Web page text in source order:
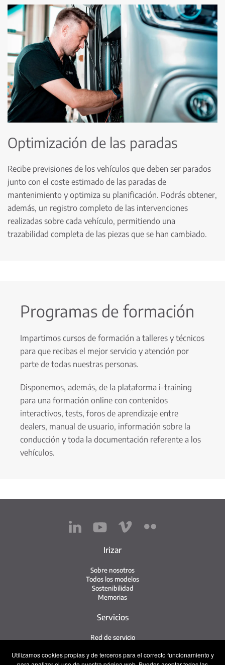
Utilizamos cookies propias y de terceros para el correcto funcionamiento y
Optimización de las paradas
Recibe previsiones de los vehículos que deben ser parados
junto con el coste estimado de las paradas de
mantenimiento y optimiza su planificación. Podrás obtener,
además, un registro completo de las intervenciones
realizadas sobre cada vehículo, permitiendo una
trazabilidad completa de las piezas que se han cambiado.
Programas de formación
Impartimos cursos de formación a talleres y técnicos
para que recibas el mejor servicio y atención por
parte de todas nuestras personas.
Disponemos, además, de la plataforma i-training
para una formación online con contenidos
interactivos, tests, foros de aprendizaje entre
dealers, manual de usuario, información sobre la
conducción y toda la documentación referente a los
vehículos.
Irizar
Sobre nosotros
Todos los modelos
Sostenibilidad
Memorias
Servicios
Red de servicio
iService